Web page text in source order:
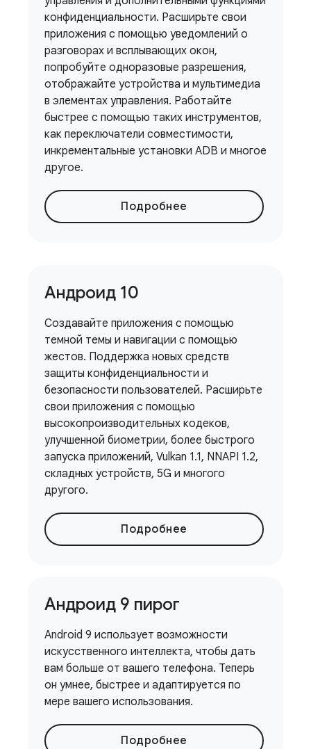
конфиденциальности. Расширьте свои
приложения с помощью уведомлений о
разговорах и всплывающих окон,
попробуйте одноразовые разрешения,
отображайте устройства и мультимедиа
в элементах управления. Работайте
быстрее с помощью таких инструментов,
как переключатели совместимости,
инкрементальные установки ADB и многое
другое.
Подробнее
Андроид 10
Создавайте приложения с помощью
темной темы и навигации с помощью
жестов. Поддержка новых средств
защиты конфиденциальности и
безопасности пользователей. Расширьте
свои приложения с помощью
высокопроизводительных кодеков,
улучшенной биометрии, более быстрого
запуска приложений, Vulkan 1.1, NNAPI 1.2,
складных устройств, 5G и многого
другого.
Подробнее
Андроид 9 пирог
Android 9 использует возможности
искусственного интеллекта, чтобы дать
вам больше от вашего телефона. Теперь
он умнее, быстрее и адаптируется по
мере вашего использования.
Подробнее